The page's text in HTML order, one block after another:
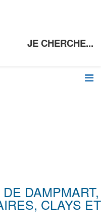
JE CHERCHE...
DAMPMART,
CLAYS ET